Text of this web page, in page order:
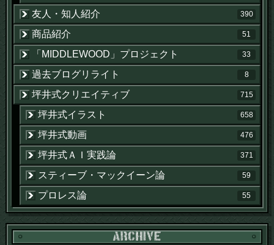
友人・知人紹介 390
商品紹介 51
「MIDDLEWOOD」プロジェクト 33
過去ブログリライト 8
坪井式クリエイティブ 715
坪井式イラスト 658
坪井式動画 476
坪井式ＡＩ実践論 371
スティーブ・マックイーン論 59
プロレス論 55